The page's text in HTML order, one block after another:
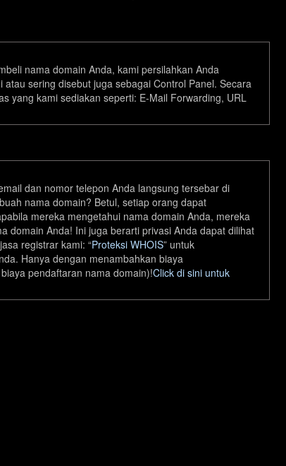
.auction
.bid
.boutique
nama domain Anda, kami persilahkan Anda
atau sering disebut juga sebagai Control Panel. Secara
yang kami sediakan seperti: E-Mail Forwarding, URL
dan nomor telepon Anda langsung tersebar di
nama domain? Betul, setiap orang dapat
mereka mengetahui nama domain Anda, mereka
domain Anda! Ini juga berarti privasi Anda dapat dilihat
registrar kami: “Proteksi WHOIS” untuk
Hanya dengan menambahkan biaya
pendaftaran nama domain)!Click di sini untuk